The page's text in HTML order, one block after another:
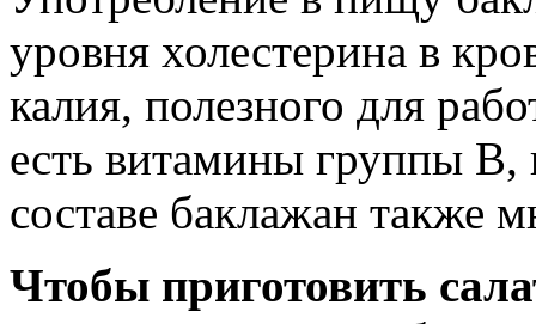
уровня холестерина в
калия, полезного для
есть витамины группы
составе баклажан также
Чтобы приготовить